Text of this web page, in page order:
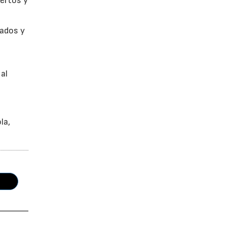
y